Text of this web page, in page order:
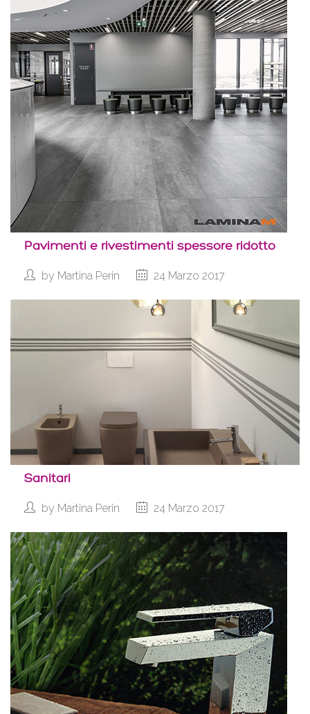
Pavimenti e rivestimenti spessore ridotto
by Martina Perin 24 Marzo 2017
Sanitari
by Martina Perin 24 Marzo 2017